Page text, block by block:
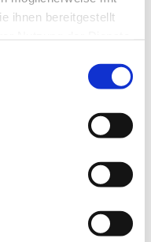
ihnen bereitgestellt
auch